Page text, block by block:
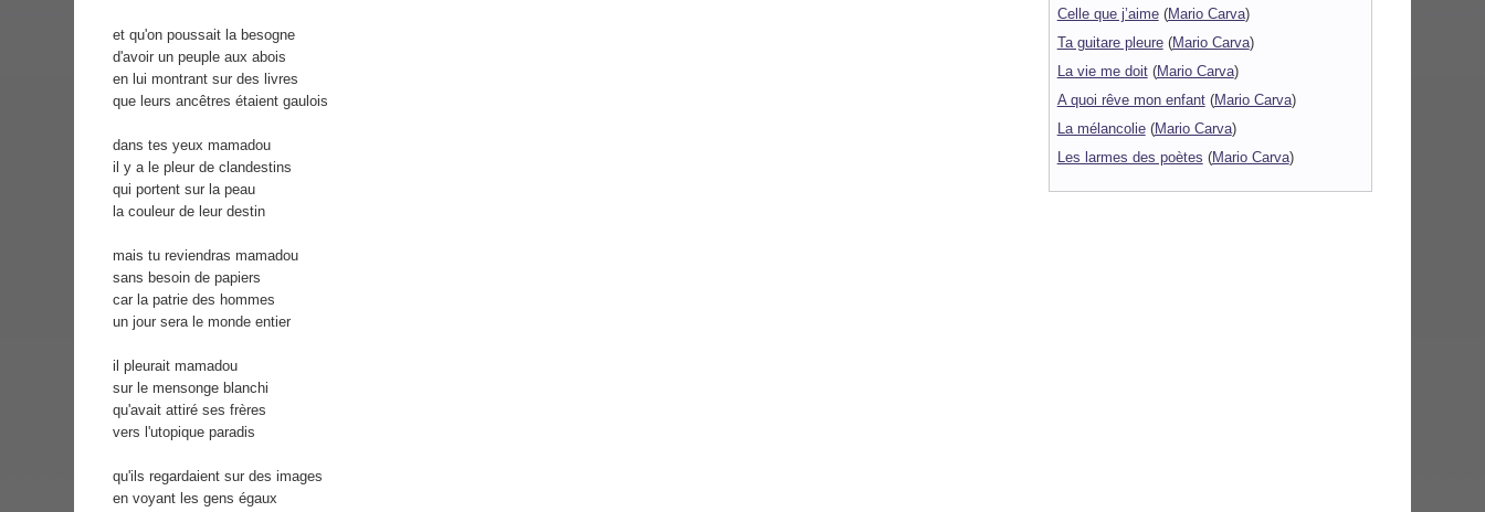
et qu'on poussait la besogne
d'avoir un peuple aux abois
en lui montrant sur des livres
que leurs ancêtres étaient gaulois
dans tes yeux mamadou
il y a le pleur de clandestins
qui portent sur la peau
la couleur de leur destin
mais tu reviendras mamadou
sans besoin de papiers
car la patrie des hommes
un jour sera le monde entier
il pleurait mamadou
sur le mensonge blanchi
qu'avait attiré ses frères
vers l'utopique paradis
qu'ils regardaient sur des images
en voyant les gens égaux
Celle que j’aime(Mario Carva)
Ta guitare pleure(Mario Carva)
La vie me doit(Mario Carva)
A quoi rêve mon enfant(Mario Carva)
La mélancolie(Mario Carva)
Les larmes des poètes (Mario Carva)